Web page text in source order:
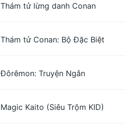
Thám tử lừng danh Conan
Thám tử Conan: Bộ Đặc Biệt
Đôrêmon: Truyện Ngắn
Magic Kaito (Siêu Trộm KID)